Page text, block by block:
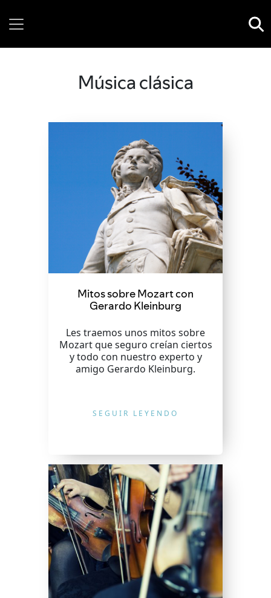
Música clásica
Mitos sobre Mozart con
Gerardo Kleinburg
Les traemos unos mitos sobre
Mozart que seguro creían ciertos
y todo con nuestro experto y
amigo Gerardo Kleinburg.
SEGUIR LEYENDO